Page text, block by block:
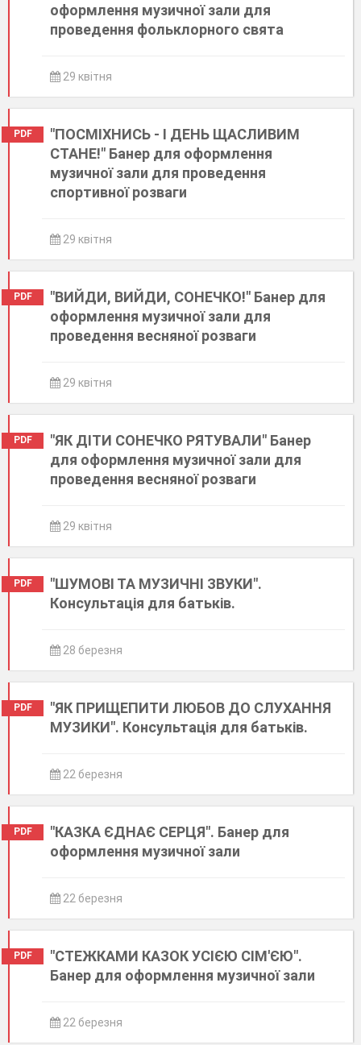
оформлення музичної зали для
проведення фольклорного свята
29 квітня
PDF
"ПОСМІХНИСЬ - І ДЕНЬ ЩАСЛИВИМ
СТАНЕ!" Банер для оформлення
музичної зали для проведення
спортивної розваги
29 квітня
PDF
"ВИЙДИ, ВИЙДИ, СОНЕЧКО!" Банер для
оформлення музичної зали для
проведення весняної розваги
29 квітня
PDF
"ЯК ДІТИ СОНЕЧКО РЯТУВАЛИ" Банер
для оформлення музичної зали для
проведення весняної розваги
29 квітня
PDF
"ШУМОВІ ТА МУЗИЧНІ ЗВУКИ".
Консультація для батьків.
28 березня
PDF
"ЯК ПРИЩЕПИТИ ЛЮБОВ ДО СЛУХАННЯ
МУЗИКИ". Консультація для батьків.
22 березня
PDF
"КАЗКА ЄДНАЄ СЕРЦЯ". Банер для
оформлення музичної зали
22 березня
PDF
"СТЕЖКАМИ КАЗОК УСІЄЮ СІМ'ЄЮ".
Банер для оформлення музичної зали
22 березня